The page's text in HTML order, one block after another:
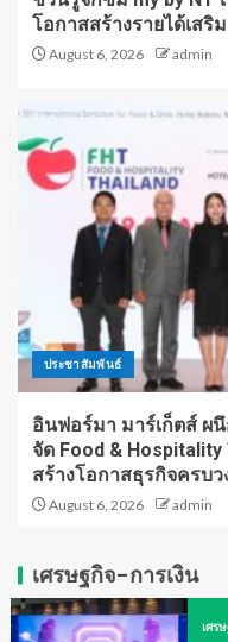
โอกาสสร้างรายได้เสริ
August 6, 2026 admin
ประชาสัมพันธ์
อินฟอร์มา มาร์เก็ตส์ ผ
จัด Food &
สร้างโอกาสธุรกิจครบว
August 6, 2026 admin
เศรษฐกิจ-การเงิน
เศร